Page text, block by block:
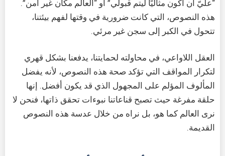
“عليّ أن أكون مثاليًا ليتم قبولي” أو “العالم مكان غير آمن”.
هذه النصوص، التي كانت ضرورية في وقتها لفهم بيئتنا،
تتحول في الكبر إلى سجن غير مرئي.
العقل اللاواعي، في محاولته لحمايتنا، يدفعنا بشكل قهري
لتكرار المواقف التي تؤكد صحة هذه النصوص، لأنه يفضل
المألوف المؤلم على المجهول الذي قد يكون أفضل. إنها
حلقة مفرغة حيث تصبح قناعاتنا نبوءات تحقق ذاتها، فنحن لا
نرى العالم كما هو، بل نراه من خلال عدسة هذه النصوص
القديمة.